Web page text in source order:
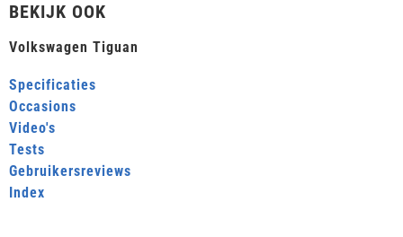
BEKIJK OOK
Volkswagen Tiguan
Specificaties
Occasions
Video's
Tests
Gebruikersreviews
Index